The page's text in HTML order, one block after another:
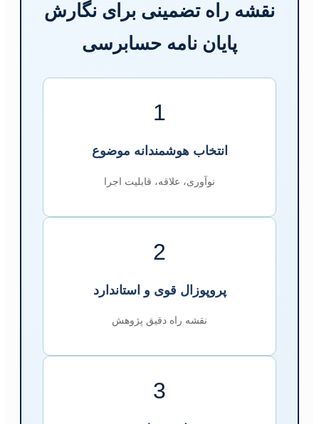
نقشه راه تضمینی برای نگارش
پایان نامه حسابرسی
1
انتخاب هوشمندانه موضوع
نوآوری، علاقه، قابلیت اجرا
2
پروپوزال قوی و استاندارد
نقشه راه دقیق پژوهش
3